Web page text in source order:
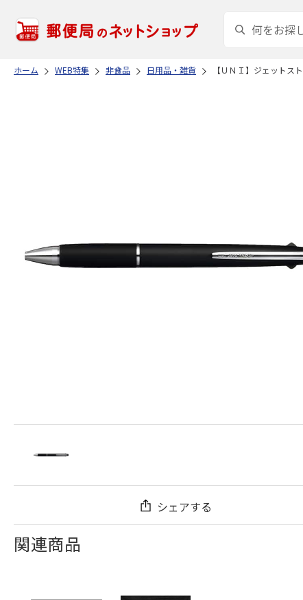
ホーム WEB特集 非食品 日用品・雑貨 【ＵＮＩ】ジェット
シェアする
関連商品